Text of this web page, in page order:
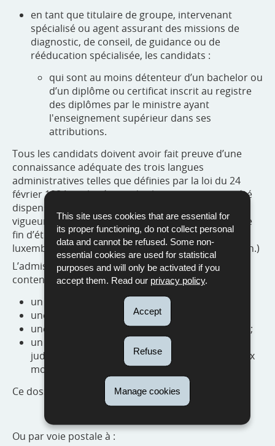
This site uses cookies that are essential for
its proper functioning, do not collect personal
data and cannot be refused. Some non-
essential cookies are used for statistical
purposes and will only be activated if you
accept them. Read our privacy policy.
Accept
Refuse
Manage cookies
en tant que titulaire de groupe, intervenant
spécialisé ou agent assurant des missions de
diagnostic, de conseil, de guidance ou de
rééducation spécialisée, les candidats :
qui sont au moins détenteur d’un bachelor ou
d’un diplôme ou certificat inscrit au registre
des diplômes par le ministre ayant
l'enseignement supérieur dans ses
attributions.
Tous les candidats doivent avoir fait preuve d’une
connaissance adéquate des trois langues
administratives telles que définies par la loi du 24
février 1984 sur le régime des langues ou en ont été
dispensés selon les dispositions législatives en
vigueur. (Les candidats ayant obtenu un diplôme de
fin d’études secondaires classiques ou générales
luxembourgeois remplissent d’office cette condition.)
L’admission au stage se fait sur base d’un dossier
contenant les éléments suivants :
un curriculum vitae ;
une lettre de motivation ;
une copie des diplômes et certificats respectifs ;
un extrait des bulletins n° 3 et n° 5 du casier
judiciaire datant tous les deux de moins de deux
mois.
Ce dossier est à envoyer à :snei@men.lu
Ou par voie postale à :